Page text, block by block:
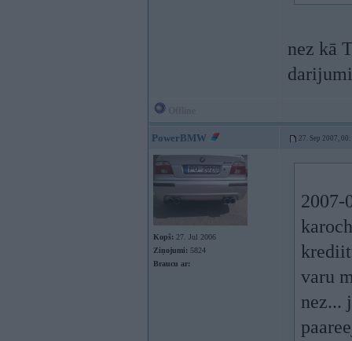
nez kā
PowerBMW 27. Sep 2007,
Kopš: 27. Jul 2006
Ziņojumi: 5824
Braucu ar:
2007-
varu
nez...